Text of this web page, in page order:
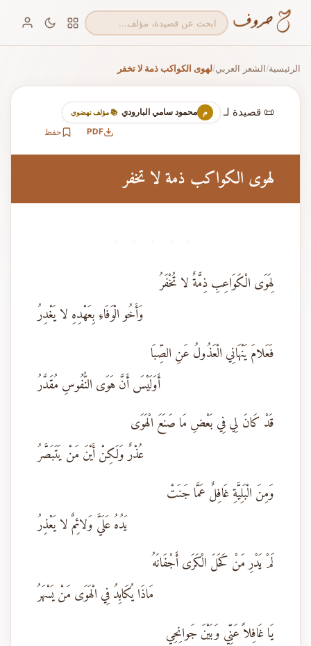
الرئيسية/الشعر العربي/لهوى الكواكب ذمة لا تخفر
📜 قصيدة لـ م محمود سامي البارودي 📚 مؤلف نهضوي
PDF حفظ
لهوى الكواكب ذمة لا تخفر
· · · · ·
لِهَوَى الْكَوَاعِبِ ذِمَّةٌ لا تُخْفَرُ
وَأَخُو الْوَفَاءِ بِعَهْدِهِ لا يَغْدِرُ
فَعَلامَ يَنْهَانِي الْعَذُولُ عَنِ الصِّبَا
أَوَلَيْسَ أَنَّ هَوَى النُّفُوسِ مُقَدَّرُ
قَدْ كَانَ لِي فِي بَعْضِ مَا صَنَعَ الْهَوَى
عُذْرٌ وَلَكِنْ أَيْنَ مَنْ يَتَبَصَّرُ
وَمِنَ الْبَلِيَّةِ غَافِلٌ عَمَّا جَنَتْ
يَدُهُ عَلَيَّ وَلائِمٌ لا يَعْذِرُ
لَمْ يَدْرِ مَنْ كَحَلَ الْكَرَى أَجْفَانَهُ
مَاذَا يُكَابِدُ فِي الْهَوَى مَنْ يَسْهَرُ
يَا غَافِلاً عَنِّي وَبَيْنَ جَوانِحِي